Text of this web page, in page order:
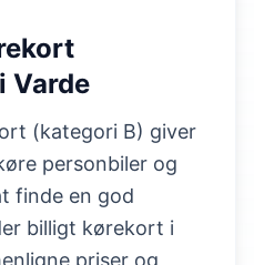
Varde
(kategori B) giver
personbiler og
finde en god
billigt kørekort i
priser og